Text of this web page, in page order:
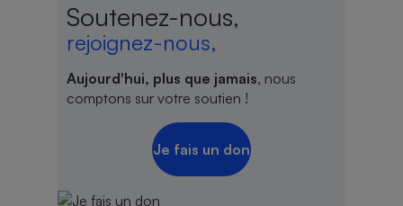
Soutenez-nous,
rejoignez-nous,
Aujourd'hui, plus que jamais, nous
comptons sur votre soutien !
Je fais un don